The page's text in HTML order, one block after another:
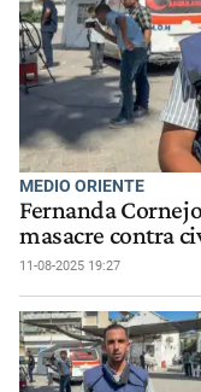
MEDIO ORIENTE
Fernanda
masacre contra
11-08-2025 19:27